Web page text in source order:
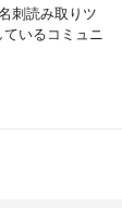
刺読み取りツ
いるコミュニ